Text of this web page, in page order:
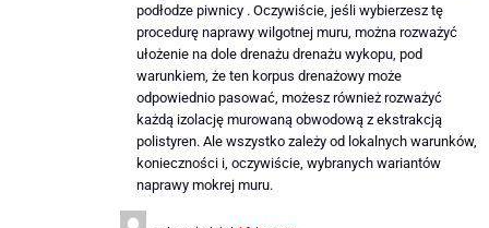
podłodze piwnicy . Oczywiście, jeśli wybierzesz tę
procedurę naprawy wilgotnej muru, można rozważyć
ułożenie na dole drenażu drenażu wykopu, pod
warunkiem, że ten korpus drenażowy może
odpowiednio pasować, możesz również rozważyć
każdą izolację murowaną obwodową z ekstrakcją
polistyren. Ale wszystko zależy od lokalnych warunków,
konieczności i, oczywiście, wybranych wariantów
naprawy mokrej muru.